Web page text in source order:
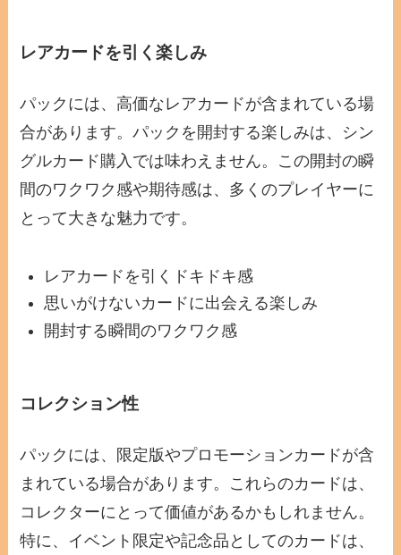
レアカードを引く楽しみ
パックには、高価なレアカードが含まれている場
合があります。パックを開封する楽しみは、シン
グルカード購入では味わえません。この開封の瞬
間のワクワク感や期待感は、多くのプレイヤーに
とって大きな魅力です。
レアカードを引くドキドキ感
思いがけないカードに出会える楽しみ
開封する瞬間のワクワク感
コレクション性
パックには、限定版やプロモーションカードが含
まれている場合があります。これらのカードは、
コレクターにとって価値があるかもしれません。
特に、イベント限定や記念品としてのカードは、